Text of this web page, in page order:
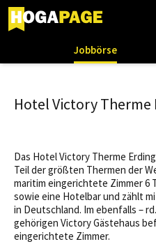
Jobbörse
Hotel Victory Therme
Das Hotel Victory Therme
Teil der größten Thermen der
maritim eingerichtete Zimmer 6
sowie eine Hotelbar und zählt
in Deutschland. Im ebenfalls –
gehörigen Victory Gästehaus
eingerichtete Zimmer.